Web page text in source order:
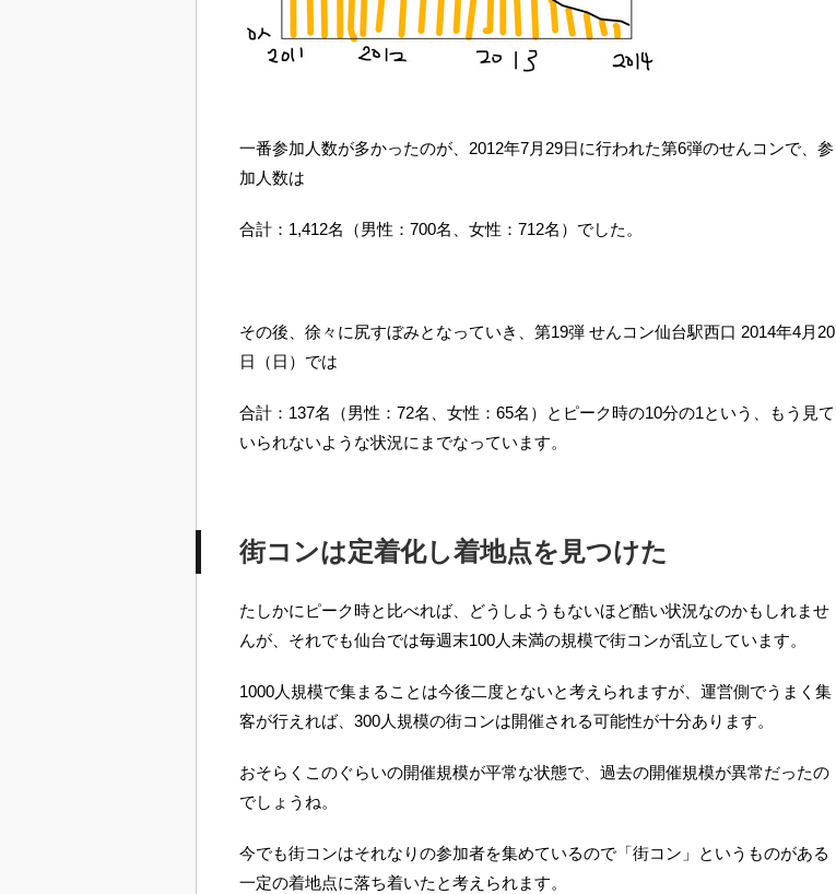
一番参加人数が多かったのが、2012年7月29日に行われた第6弾のせんコンで、参
加人数は
合計：1,412名（男性：700名、女性：712名）でした。
その後、徐々に尻すぼみとなっていき、第19弾 せんコン仙台駅西口 2014年4月20
日（日）では
合計：137名（男性：72名、女性：65名）とピーク時の10分の1という、もう見て
いられないような状況にまでなっています。
街コンは定着化し着地点を見つけた
たしかにピーク時と比べれば、どうしようもないほど酷い状況なのかもしれませ
んが、それでも仙台では毎週末100人未満の規模で街コンが乱立しています。
1000人規模で集まることは今後二度とないと考えられますが、運営側でうまく集
客が行えれば、300人規模の街コンは開催される可能性が十分あります。
おそらくこのぐらいの開催規模が平常な状態で、過去の開催規模が異常だったの
でしょうね。
今でも街コンはそれなりの参加者を集めているので「街コン」というものがある
一定の着地点に落ち着いたと考えられます。